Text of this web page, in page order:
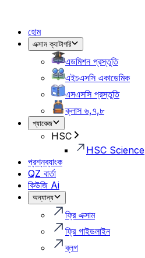
হোম
এক্সাম ক্যাটাগরি
এডমিশন প্রস্তুতি
এইচএসসি একাডেমিক
এসএসসি প্রস্তুতি
ক্লাস ৬,৭,৮
প্যাকেজ
HSC
HSC Science
প্রশ্নব্যাংক
QZ বার্তা
কিউজি Ai
অন্যান্য
ফ্রি এক্সাম
ফ্রি গাইডলাইন
ব্লগ